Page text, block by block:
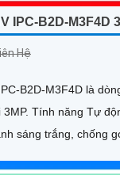
IPC-B2D-M3F4D
Hệ
B2D-M3F4D là
Tính năng Tự
sáng trắng, chống